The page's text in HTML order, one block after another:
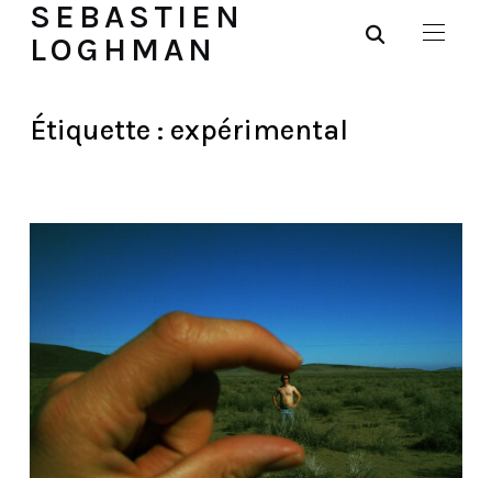
SEBASTIEN
LOGHMAN
Étiquette : expérimental